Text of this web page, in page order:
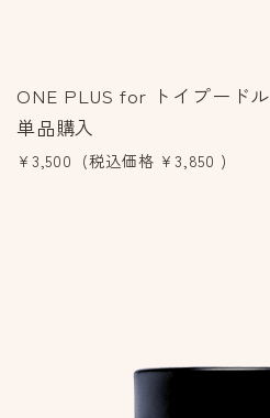
ONE PLUS for トイプードル
単品購入
¥3,500 (税込価格 ¥3,850 )